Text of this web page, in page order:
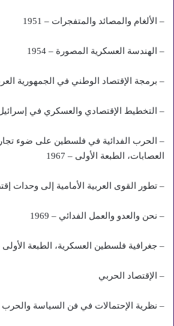
– الألغام والمصائد والمتفجرات – 1951
– الهندسة العسكرية المصورة – 1954
– برمجة الإقتصاد الوطني في الجمهورية العربية
– التخطيط الإقتصادي والعسكري في إسرائيل –
– الحرب الفدائية في فلسطين على ضوء
العصابات، الطبعة الأولى – 1967
– تطور القوى العربية الأمامية إلى وحدات
– نحن والعدو والعمل الفدائي – 1969
– جغرافية فلسطين العسكرية، الطبعة الأولى –
– الإقتصاد الحربي
– نظرية الإحتمالات في فن السياسة